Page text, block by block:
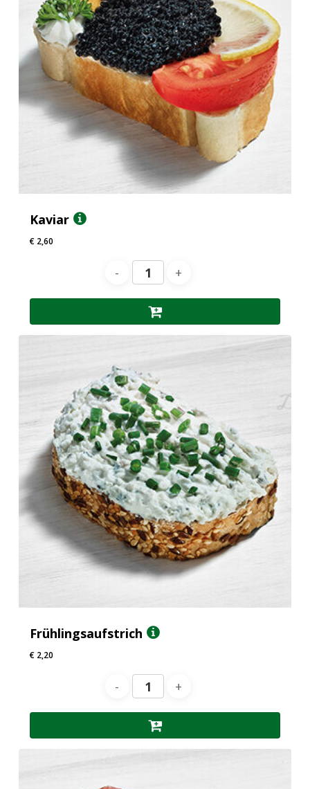
Kaviar
€2,60
Frühlingsaufstrich
€2,20